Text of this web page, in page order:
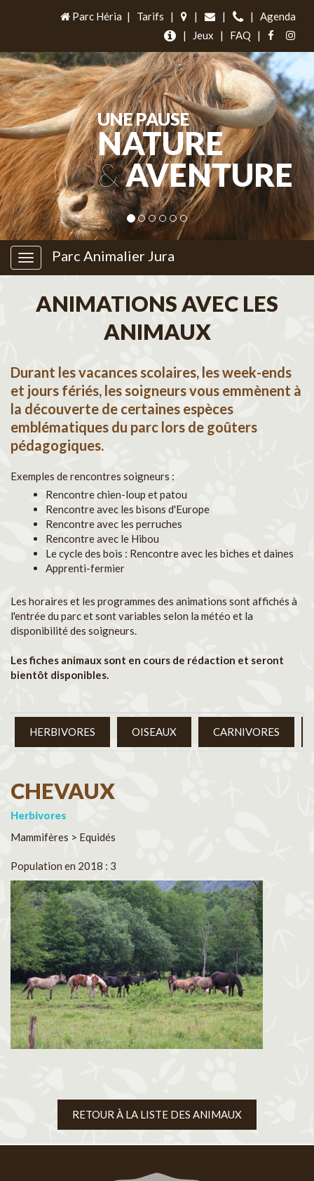
Parc Héria | Tarifs | | | |
Agenda
|
Jeux | FAQ |
UNE PAUSE
NATURE
&AVENTURE
Parc Animalier Jura
ANIMATIONS AVEC LES
ANIMAUX
Durant les vacances scolaires, les week-ends
et jours fériés, les soigneurs vous emmènent à
la découverte de certaines espèces
emblématiques du parc lors de goûters
pédagogiques.
Exemples de rencontres soigneurs :
Rencontre chien-loup et patou
Rencontre avec les bisons d'Europe
Rencontre avec les perruches
Rencontre avec le Hibou
Le cycle des bois : Rencontre avec les biches et daines
Apprenti-fermier
Les horaires et les programmes des animations sont affichés à
l'entrée du parc et sont variables selon la météo et la
disponibilité des soigneurs.
Les fiches animaux sont en cours de rédaction et seront
bientôt disponibles.
HERBIVORES OISEAUX CARNIVORES
CHEVAUX
Herbivores
Mammifères > Equidés
Population en 2018 : 3
RETOUR À LA LISTE DES ANIMAUX